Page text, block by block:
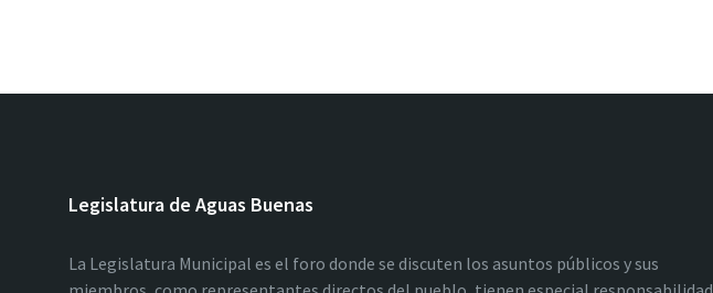
Legislatura de Aguas Buenas
La Legislatura Municipal es el foro donde se discuten los asuntos públicos y sus